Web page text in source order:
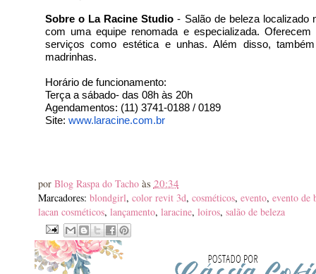
Sobre o La Racine Studio - Salão de beleza localizado
com uma equipe renomada e especializada.
serviços como estética e unhas. Além disso,
madrinhas.
Horário de funcionamento:
Terça a sábado- das 08h às 20h
Agendamentos: (11) 3741-0188 / 0189
Site: www.laracine.com.br
por Blog Raspa do Tacho às 20:34
Marcadores: blondgirl, color revit 3d, cosméticos, evento, evento de
lacan cosméticos, lançamento, laracine, loiros, salão de beleza